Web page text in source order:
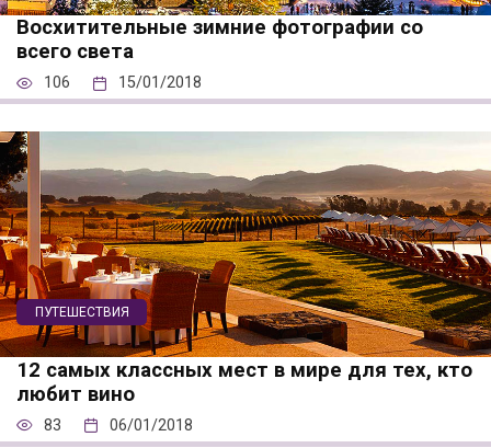
Восхитительные зимние фотографии со
всего света
106 15/01/2018
ПУТЕШЕСТВИЯ
12 самых классных мест в мире для тех, кто
любит вино
83 06/01/2018